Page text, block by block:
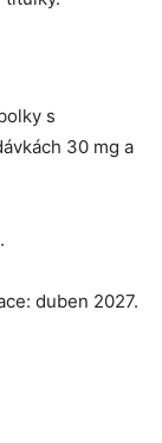
s
30 mg a
duben 2027.